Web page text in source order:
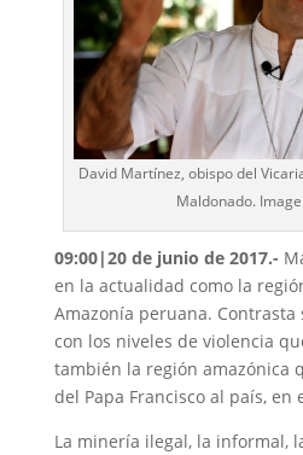
David Martínez, obispo del
Maldonado.
09:00|20 de junio de 2017.-
en la actualidad como la
Amazonía peruana.
con los niveles de violencia
también la región amazónica
del Papa Francisco al país, en
La minería ilegal, la informal,